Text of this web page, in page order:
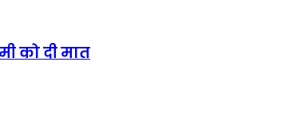
को दी मात